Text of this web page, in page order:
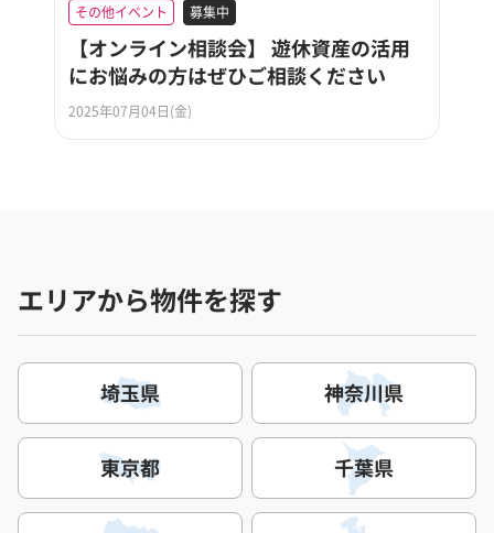
その他イベント 募集中
【オンライン相談会】 遊休資産の活用
にお悩みの方はぜひご相談ください
2025年07月04日(金)
エリアから物件を探す
埼玉県 神奈川県
東京都 千葉県